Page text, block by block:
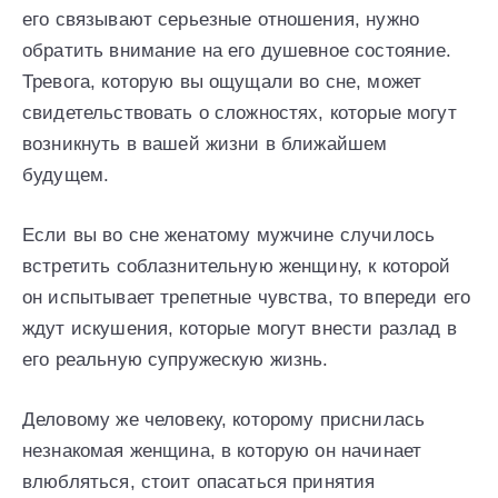
его связывают серьезные отношения, нужно
обратить внимание на его душевное состояние.
Тревога, которую вы ощущали во сне, может
свидетельствовать о сложностях, которые могут
возникнуть в вашей жизни в ближайшем
будущем.
Если вы во сне женатому мужчине случилось
встретить соблазнительную женщину, к которой
он испытывает трепетные чувства, то впереди его
ждут искушения, которые могут внести разлад в
его реальную супружескую жизнь.
Деловому же человеку, которому приснилась
незнакомая женщина, в которую он начинает
влюбляться, стоит опасаться принятия